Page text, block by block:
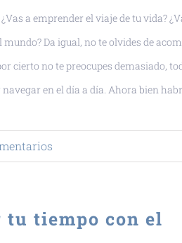
a emprender el viaje de tu vida?
Da igual, no te olvides de
cierto no te preocupes demasiado,
en el día a día. Ahora bien
tu tiempo con el